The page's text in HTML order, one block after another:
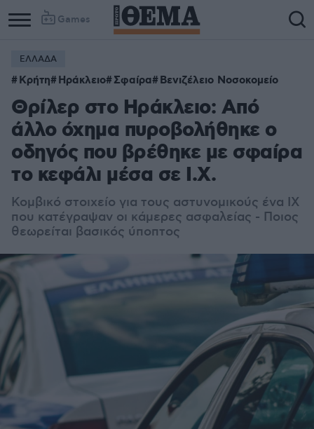
Games
ΕΛΛΑΔΑ
Κρήτη Ηράκλειο Σφαίρα Βενιζέλειο Νοσοκομείο
Θρίλερ στο Ηράκλειο: Από
άλλο όχημα πυροβολήθηκε ο
οδηγός που βρέθηκε με σφαίρα
το κεφάλι μέσα σε Ι.Χ.
Κομβικό στοιχείο για τους αστυνομικούς ένα ΙΧ
που κατέγραψαν οι κάμερες ασφαλείας - Ποιος
θεωρείται βασικός ύποπτος